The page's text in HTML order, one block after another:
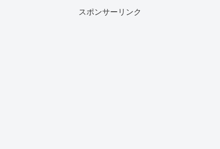
スポンサーリンク